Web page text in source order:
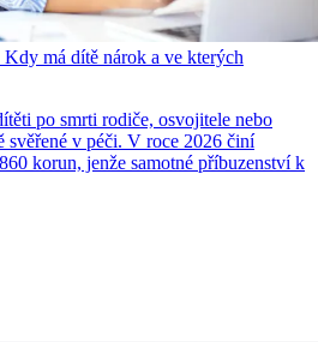
má dítě nárok a ve kterých
po smrti rodiče, osvojitele nebo
svěřené v péči. V roce 2026 činí
korun, jenže samotné příbuzenství k